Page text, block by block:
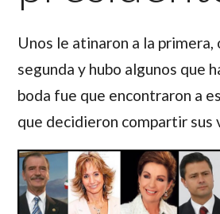
Unos le atinaron a la primera,
segunda y hubo algunos que
boda fue que encontraron a
que decidieron compartir sus